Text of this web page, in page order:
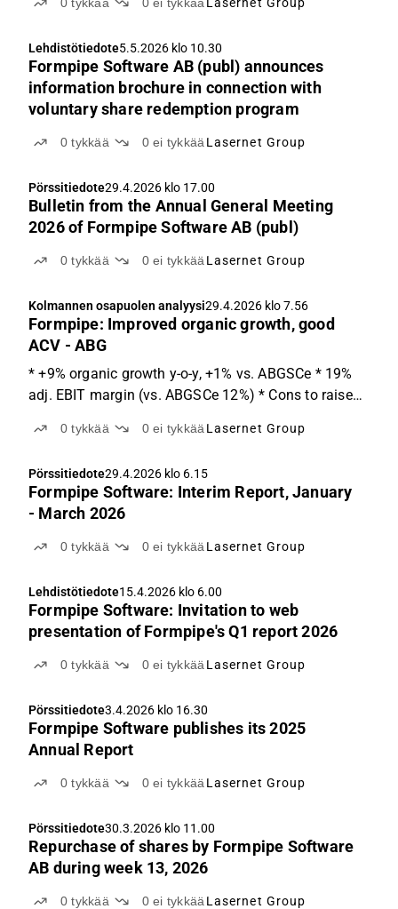
continue Sequential progress For the third
Lasernet) achieved...
Lehdistötiedote5.5.2026 klo 10.30
Formpipe Software AB (publ) announces
information brochure in connection with
voluntary share redemption program
0tykkää 0ei tykkää Lasernet Group
Pörssitiedote29.4.2026 klo 17.00
Bulletin from the Annual General Meeting
2026 of Formpipe Software AB (publ)
0tykkää 0ei tykkää Lasernet Group
Kolmannen osapuolen analyysi29.4.2026 klo 7.56
Formpipe: Improved organic growth, good
ACV - ABG
* +9% organic growth y-o-y, +1% vs. ABGSCe * 19%
adj. EBIT margin (vs. ABGSCe 12%) * Cons to raise
ABGSC 60m), adj. EBIT 12m (60% vs ABGSC 7m).
y, of...
0tykkää 0ei tykkää Lasernet Group
Pörssitiedote29.4.2026 klo 6.15
Formpipe Software: Interim Report, January
- March 2026
0tykkää 0ei tykkää Lasernet Group
Lehdistötiedote15.4.2026 klo 6.00
Formpipe Software: Invitation to web
presentation of Formpipe's Q1 report 2026
0tykkää 0ei tykkää Lasernet Group
Pörssitiedote3.4.2026 klo 16.30
Formpipe Software publishes its 2025
Annual Report
0tykkää 0ei tykkää Lasernet Group
Pörssitiedote30.3.2026 klo 11.00
Repurchase of shares by Formpipe Software
AB during week 13, 2026
0tykkää 0ei tykkää Lasernet Group